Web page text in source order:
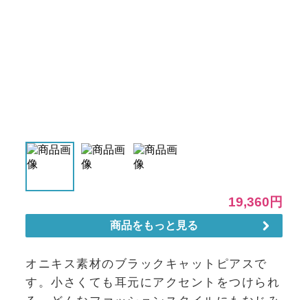
オニキス素材のブラックキャットピアスで
す。小さくても耳元にアクセントをつけられ